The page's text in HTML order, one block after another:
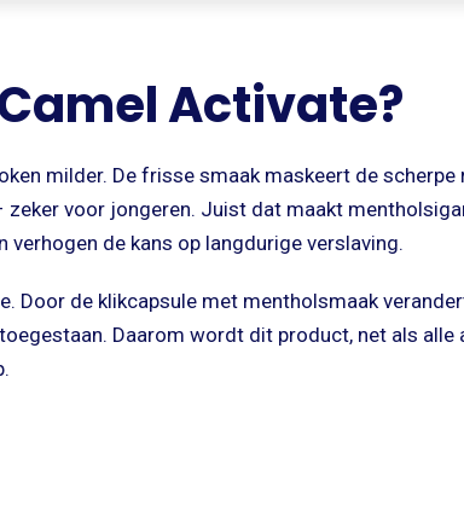
Activate?
milder. De frisse smaak maskeert de scherpe
voor jongeren. Juist dat maakt
de kans op langdurige verslaving.
Door de klikcapsule met mentholsmaak
Daarom wordt dit product, net als